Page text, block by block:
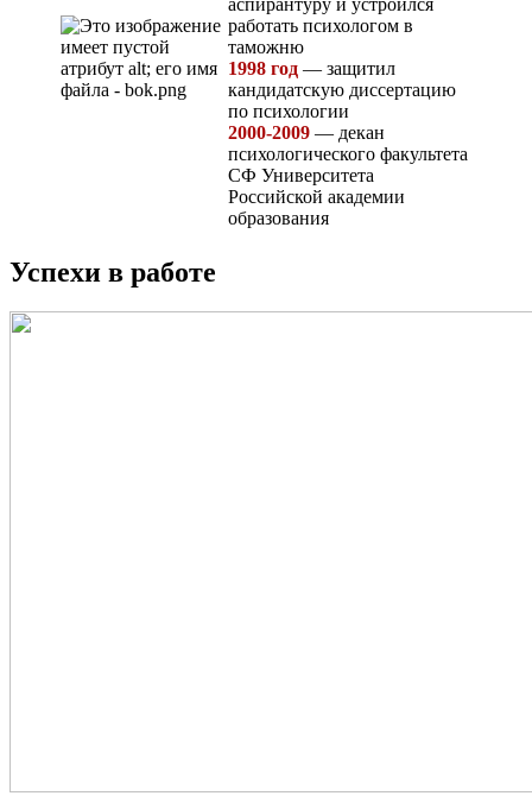
работать психологом в
таможню
1998 год — защитил
кандидатскую диссертацию
по психологии
2000-2009 — декан
психологического факультета
СФ Университета
Российской академии
образования
Успехи в работе